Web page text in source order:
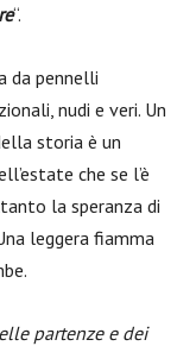
“.
da pennelli
nudi e veri. Un
storia è un
che se l’è
la speranza di
leggera fiamma
partenze e dei